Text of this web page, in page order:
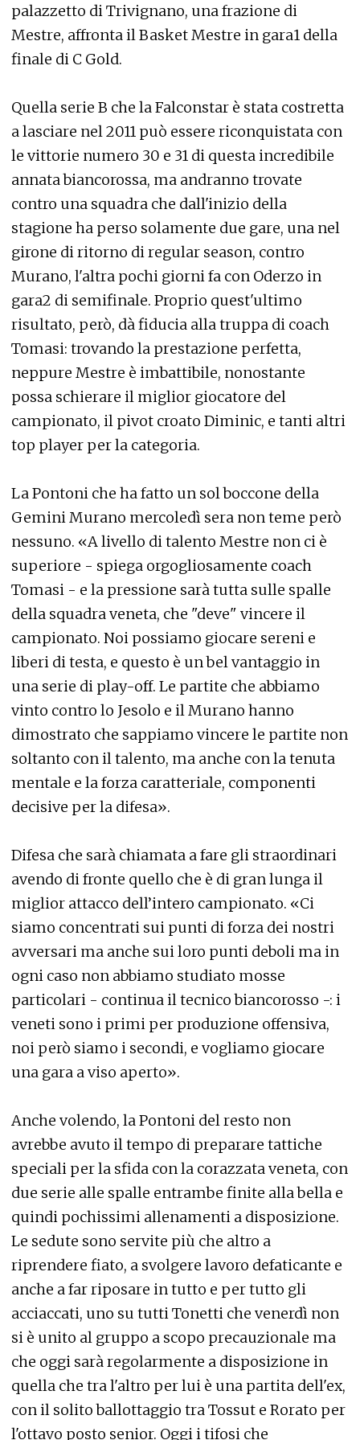
palazzetto di Trivignano, una frazione di
Mestre, affronta il Basket Mestre in gara1 della
finale di C Gold.
Quella serie B che la Falconstar è stata costretta
a lasciare nel 2011 può essere riconquistata con
le vittorie numero 30 e 31 di questa incredibile
annata biancorossa, ma andranno trovate
contro una squadra che dall'inizio della
stagione ha perso solamente due gare, una nel
girone di ritorno di regular season, contro
Murano, l'altra pochi giorni fa con Oderzo in
gara2 di semifinale. Proprio quest'ultimo
risultato, però, dà fiducia alla truppa di coach
Tomasi: trovando la prestazione perfetta,
neppure Mestre è imbattibile, nonostante
possa schierare il miglior giocatore del
campionato, il pivot croato Diminic, e tanti altri
top player per la categoria.
La Pontoni che ha fatto un sol boccone della
Gemini Murano mercoledì sera non teme però
nessuno. «A livello di talento Mestre non ci è
superiore - spiega orgogliosamente coach
Tomasi - e la pressione sarà tutta sulle spalle
della squadra veneta, che "deve" vincere il
campionato. Noi possiamo giocare sereni e
liberi di testa, e questo è un bel vantaggio in
una serie di play-off. Le partite che abbiamo
vinto contro lo Jesolo e il Murano hanno
dimostrato che sappiamo vincere le partite non
soltanto con il talento, ma anche con la tenuta
mentale e la forza caratteriale, componenti
decisive per la difesa».
Difesa che sarà chiamata a fare gli straordinari
avendo di fronte quello che è di gran lunga il
miglior attacco dell’intero campionato. «Ci
siamo concentrati sui punti di forza dei nostri
avversari ma anche sui loro punti deboli ma in
ogni caso non abbiamo studiato mosse
particolari - continua il tecnico biancorosso -: i
veneti sono i primi per produzione offensiva,
noi però siamo i secondi, e vogliamo giocare
una gara a viso aperto».
Anche volendo, la Pontoni del resto non
avrebbe avuto il tempo di preparare tattiche
speciali per la sfida con la corazzata veneta, con
due serie alle spalle entrambe finite alla bella e
quindi pochissimi allenamenti a disposizione.
Le sedute sono servite più che altro a
riprendere fiato, a svolgere lavoro defaticante e
anche a far riposare in tutto e per tutto gli
acciaccati, uno su tutti Tonetti che venerdì non
si è unito al gruppo a scopo precauzionale ma
che oggi sarà regolarmente a disposizione in
quella che tra l'altro per lui è una partita dell'ex,
con il solito ballottaggio tra Tossut e Rorato per
l'ottavo posto senior. Oggi i tifosi che